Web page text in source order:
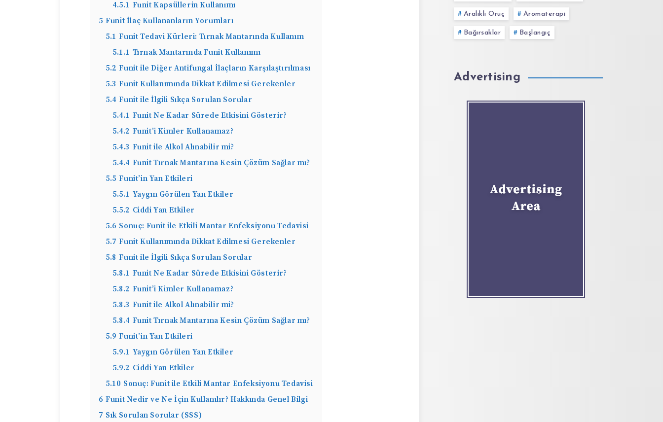
4.5.1 Funit Kapsüllerin Kullanımı
5 Funit İlaç Kullananların Yorumları
5.1 Funit Tedavi Kürleri: Tırnak Mantarında Kullanım
5.1.1 Tırnak Mantarında Funit Kullanımı
5.2 Funit ile Diğer Antifungal İlaçların Karşılaştırılması
5.3 Funit Kullanımında Dikkat Edilmesi Gerekenler
5.4 Funit ile İlgili Sıkça Sorulan Sorular
5.4.1 Funit Ne Kadar Sürede Etkisini Gösterir?
5.4.2 Funit’i Kimler Kullanamaz?
5.4.3 Funit ile Alkol Alınabilir mi?
5.4.4 Funit Tırnak Mantarına Kesin Çözüm Sağlar mı?
5.5 Funit’in Yan Etkileri
5.5.1 Yaygın Görülen Yan Etkiler
5.5.2 Ciddi Yan Etkiler
5.6 Sonuç: Funit ile Etkili Mantar Enfeksiyonu Tedavisi
5.7 Funit Kullanımında Dikkat Edilmesi Gerekenler
5.8 Funit ile İlgili Sıkça Sorulan Sorular
5.8.1 Funit Ne Kadar Sürede Etkisini Gösterir?
5.8.2 Funit’i Kimler Kullanamaz?
5.8.3 Funit ile Alkol Alınabilir mi?
5.8.4 Funit Tırnak Mantarına Kesin Çözüm Sağlar mı?
5.9 Funit’in Yan Etkileri
5.9.1 Yaygın Görülen Yan Etkiler
5.9.2 Ciddi Yan Etkiler
5.10 Sonuç: Funit ile Etkili Mantar Enfeksiyonu Tedavisi
6 Funit Nedir ve Ne İçin Kullanılır? Hakkında Genel Bilgi
7 Sık Sorulan Sorular (SSS)
Aralıklı Oruç Aromaterapi
Bağırsaklar Başlangıç
Advertising